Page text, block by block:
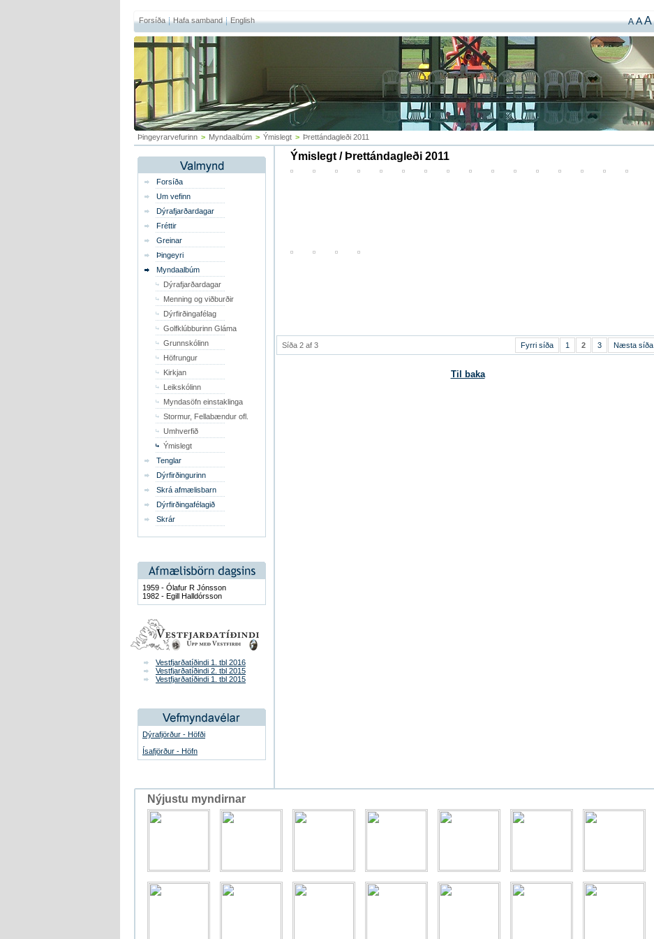
Forsíða Hafa samband English A AA
Þingeyrarvefurinn > Myndaalbúm > Ýmislegt > Þrettándagleði 2011
Forsíða
Um vefinn
Dýrafjarðardagar
Fréttir
Greinar
Þingeyri
Myndaalbúm
Dýrafjarðardagar
Menning og viðburðir
Dýrfirðingafélag
Golfklúbburinn Gláma
Grunnskólinn
Höfrungur
Kirkjan
Leikskólinn
Myndasöfn einstaklinga
Stormur, Fellabændur ofl.
Umhverfið
Ýmislegt
Tenglar
Dýrfirðingurinn
Skrá afmælisbarn
Dýrfirðingafélagið
Skrár
1959 - Ólafur R Jónsson
1982 - Egill Halldórsson
Vestfjarðatíðindi 1. tbl 2016
Vestfjarðatíðindi 2. tbl 2015
Vestfjarðatíðindi 1. tbl 2015
Dýrafjörður - Höfði
Ísafjörður - Höfn
Ýmislegt / Þrettándagleði 2011
Fyrri síða 1 2 3 Næsta síða
Síða 2 af 3
Til baka
Nýjustu myndirnar